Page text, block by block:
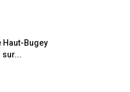
Haut-Bugey
sur...